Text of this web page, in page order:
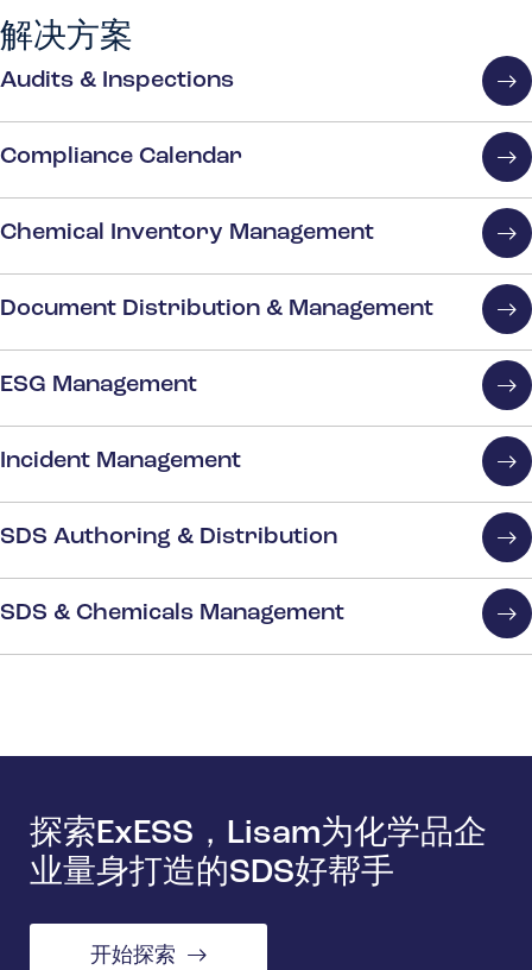
解决方案
Audits & Inspections
Compliance Calendar
Chemical Inventory Management
Document Distribution & Management
ESG Management
Incident Management
SDS Authoring & Distribution
SDS & Chemicals Management
探索ExESS，Lisam为化学品企
业量身打造的SDS好帮手
开始探索